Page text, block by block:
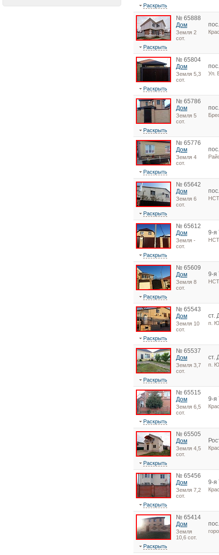
Раскрыть
№ 65888
Дом
Земля 2
сот.
Раскрыть
№ 65804
Дом
Земля 5,3
сот.
Ул.
Раскрыть
№ 65786
Дом
Земля 5
сот.
Раскрыть
№ 65776
Дом
Земля 4
сот.
Раскрыть
№ 65642
Дом
Земля 6
сот.
Раскрыть
№ 65612
Дом
Земля -
сот.
9-я
Раскрыть
№ 65609
Дом
Земля 8
сот.
9-я
Раскрыть
№ 65543
Дом
Земля 10
сот.
ст.
п.
Раскрыть
№ 65537
Дом
Земля 3,7
сот.
ст.
п.
Раскрыть
№ 65515
Дом
Земля 6,5
сот.
9-я
Раскрыть
№ 65505
Дом
Земля 4,5
сот.
Раскрыть
№ 65456
Дом
Земля 7,2
сот.
9-я
Раскрыть
№ 65414
Дом
Земля
10,6 сот.
Раскрыть